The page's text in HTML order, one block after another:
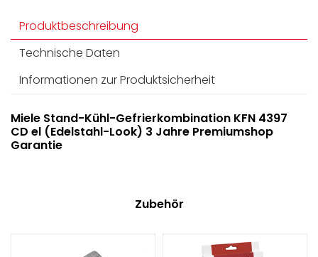
Produktbeschreibung
Technische Daten
Informationen zur Produktsicherheit
Miele Stand-Kühl-Gefrierkombination KFN 4397
CD el (Edelstahl-Look) 3 Jahre Premiumshop
Garantie
Zubehör